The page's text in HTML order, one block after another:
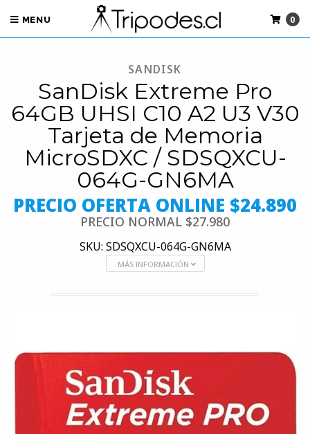
MENU 0
SANDISK
SanDisk Extreme Pro
64GB UHSI C10 A2 U3 V30
Tarjeta de Memoria
MicroSDXC / SDSQXCU-
064G-GN6MA
PRECIO OFERTA ONLINE $24.890
PRECIO NORMAL $27.980
SKU: SDSQXCU-064G-GN6MA
MÁS INFORMACIÓN